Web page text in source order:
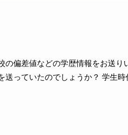
の偏差値などの学歴情報をお送り
送っていたのでしょうか？ 学生